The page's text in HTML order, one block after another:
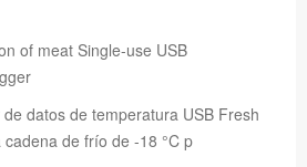
of meat Single-use USB
datos de temperatura USB Fresh
de frío de -18 °C p